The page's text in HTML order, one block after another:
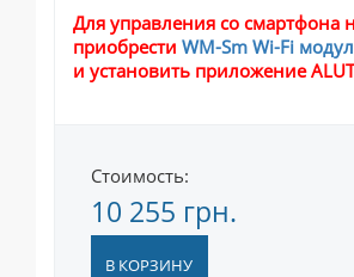
Для управления со смартфона
приобрести WM-Sm Wi-Fi
и установить приложение
Стоимость:
10 255 грн.
В КОРЗИНУ